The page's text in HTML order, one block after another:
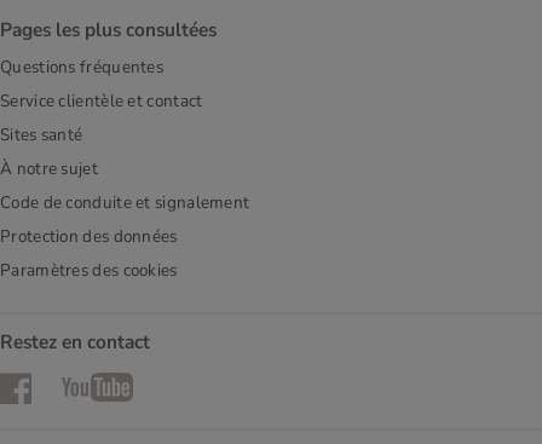
Pages les plus consultées
Questions fréquentes
Service clientèle et contact
Sites santé
À notre sujet
Code de conduite et signalement
Protection des données
Paramètres des cookies
Restez en contact
FacebookYouTube